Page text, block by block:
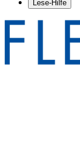
Lese-Hilfe